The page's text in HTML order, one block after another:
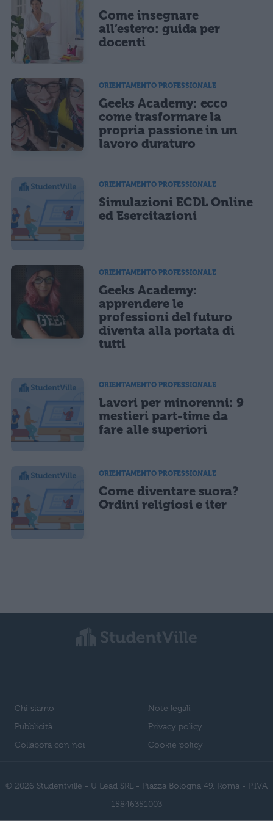
Come insegnare
all’estero: guida per
docenti
ORIENTAMENTO PROFESSIONALE
Geeks Academy: ecco
come trasformare la
propria passione in un
lavoro duraturo
ORIENTAMENTO PROFESSIONALE
Simulazioni ECDL Online
ed Esercitazioni
ORIENTAMENTO PROFESSIONALE
Geeks Academy:
apprendere le
professioni del futuro
diventa alla portata di
tutti
ORIENTAMENTO PROFESSIONALE
Lavori per minorenni: 9
mestieri part-time da
fare alle superiori
ORIENTAMENTO PROFESSIONALE
Come diventare suora?
Ordini religiosi e iter
Chi siamo
Pubblicità
Collabora con noi
Note legali
Privacy policy
Cookie policy
© 2026 Studentville - U Lead SRL - Piazza Bologna 49, Roma - P.IVA
15846351003